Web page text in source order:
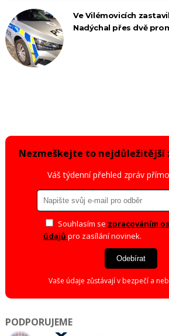
Ve Vilémovicích
Nadýchal přes dvě
Nezmeškejte to nejdůležitější z
Váš týdenní přehled zpráv
Souhlasím se zpracováním
údajů pro zasílání novinek.
Odebírat
Vaše údaje zůstávají v bezpečí a
PODPORUJEME